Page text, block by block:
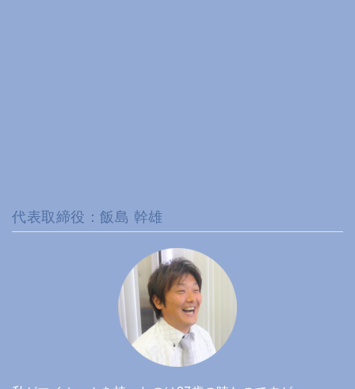
代表取締役：飯島 幹雄